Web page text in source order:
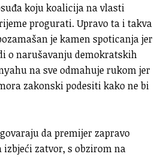
koju koalicija na vlasti
progurati. Upravo ta i takva
je kamen spoticanja jer
o narušavanju demokratskih
na sve odmahuje rukom jer
zakonski podesiti kako ne bi
da premijer zapravo
izbjeći zatvor, s obzirom na